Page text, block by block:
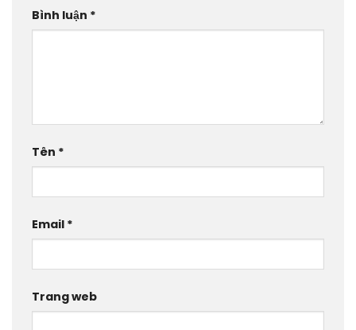
Bình luận *
Tên *
Email *
Trang web